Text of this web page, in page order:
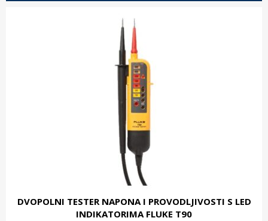
DVOPOLNI TESTER NAPONA I PROVODLJIVOSTI S LED
INDIKATORIMA FLUKE T90